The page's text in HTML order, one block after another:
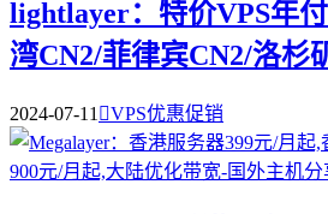
lightlayer：特价VPS年
湾CN2/菲律宾CN2/洛杉
2024-07-11 VPS优惠促销